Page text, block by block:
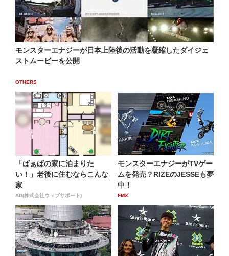
モンスターエナジーが日本上陸後の活動を凝縮したダイジェ
ストムービーを公開
OTHERS
「ばぁばの家に泊まりた
い！」老後に住むならこんな
家
AD(株式会社ウェブサポート)
モンスターエナジーがTVゲー
ムを発売？RIZEのJESSEも夢
中！
FMX